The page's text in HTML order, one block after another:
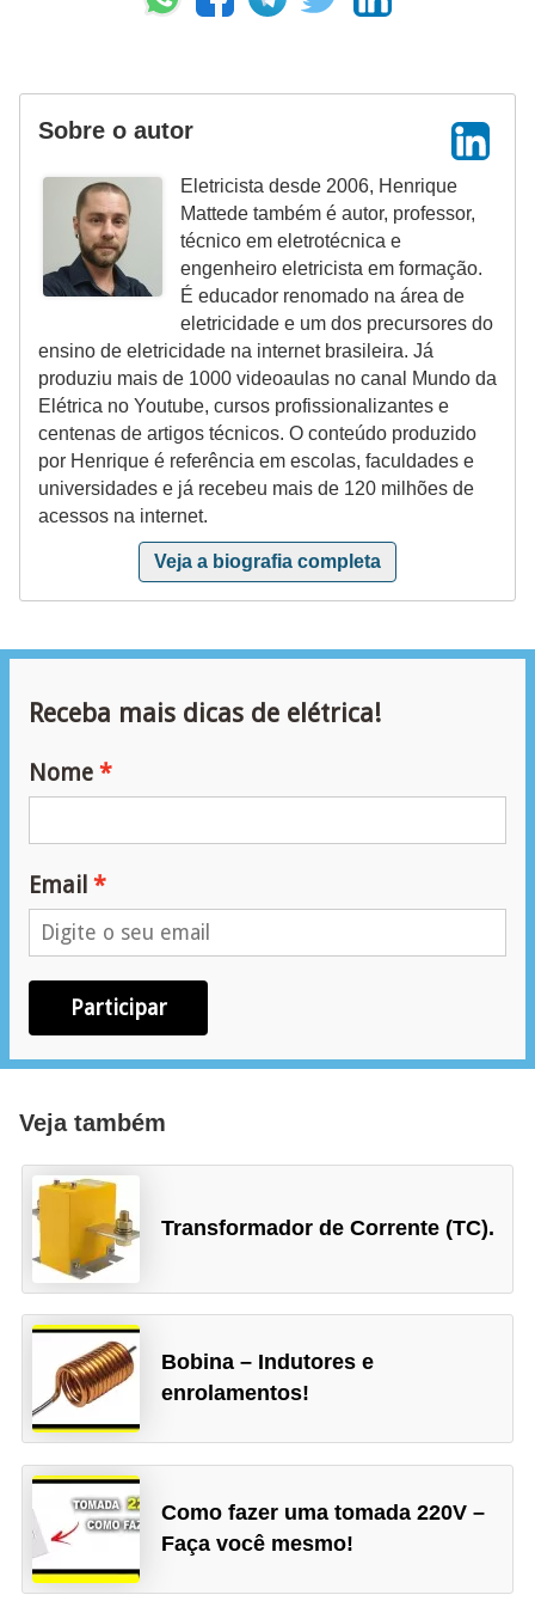
Sobre o autor
Eletricista desde 2006, Henrique
Mattede também é autor, professor,
técnico em eletrotécnica e
engenheiro eletricista em formação.
É educador renomado na área de
eletricidade e um dos precursores do
ensino de eletricidade na internet brasileira. Já
produziu mais de 1000 videoaulas no canal Mundo da
Elétrica no Youtube, cursos profissionalizantes e
centenas de artigos técnicos. O conteúdo produzido
por Henrique é referência em escolas, faculdades e
universidades e já recebeu mais de 120 milhões de
acessos na internet.
Veja a biografia completa
Receba mais dicas de elétrica!
Nome
Email
Participar
Veja também
Transformador de Corrente (TC).
Bobina – Indutores e
enrolamentos!
Como fazer uma tomada 220V –
Faça você mesmo!
P
r
o
t
s
e
e
s
q
u
m
e
é
i
c
o
g
r
n
ç
a
e
m
e
l
t
r